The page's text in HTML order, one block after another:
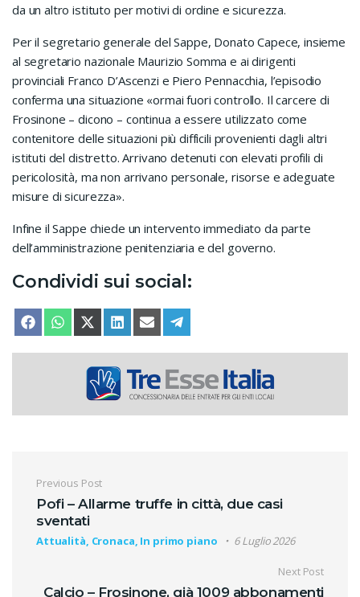
da un altro istituto per motivi di ordine e sicurezza.
Per il segretario generale del Sappe, Donato Capece, insieme
al segretario nazionale Maurizio Somma e ai dirigenti
provinciali Franco D’Ascenzi e Piero Pennacchia, l’episodio
conferma una situazione «ormai fuori controllo. Il carcere di
Frosinone – dicono – continua a essere utilizzato come
contenitore delle situazioni più difficili provenienti dagli altri
istituti del distretto. Arrivano detenuti con elevati profili di
pericolosità, ma non arrivano personale, risorse e adeguate
misure di sicurezza».
Infine il Sappe chiede un intervento immediato da parte
dell’amministrazione penitenziaria e del governo.
Condividi sui social:
SHARE ON
FACEBOOKSHARE ON
WHATSAPPSHARE ON
X (TWITTER)
SHARE ON
LINKEDINSHARE ON
EMAIL
Navigazione articoli
Previous Post
Pofi – Allarme truffe in città, due casi
sventati
Attualità, Cronaca, In primo piano 6 Luglio 2026
Next Post
Calcio – Frosinone, già 1009 abbonamenti